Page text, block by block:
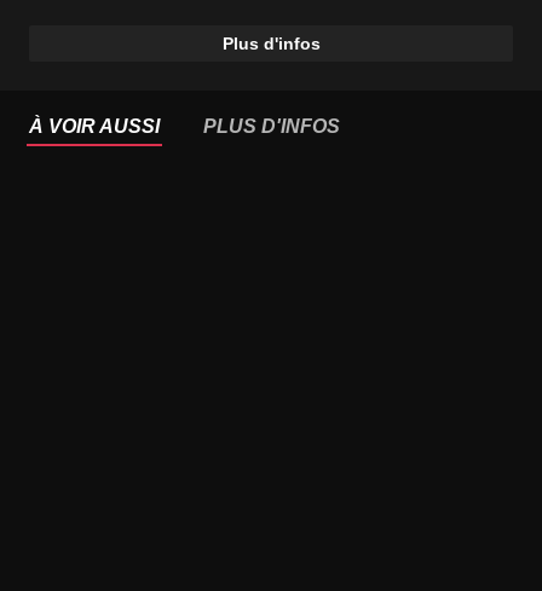
Plus d'infos
À VOIR AUSSI PLUS D'INFOS